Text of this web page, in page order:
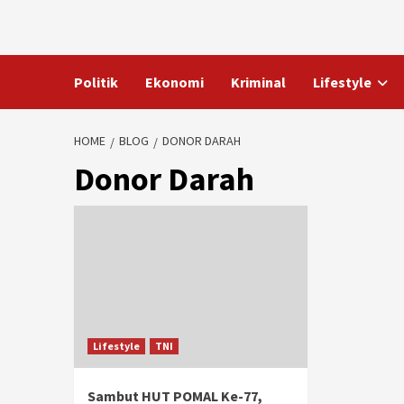
Politik Ekonomi Kriminal Lifestyle
HOME BLOG DONOR DARAH
Donor Darah
Lifestyle TNI
Sambut HUT POMAL Ke-77,